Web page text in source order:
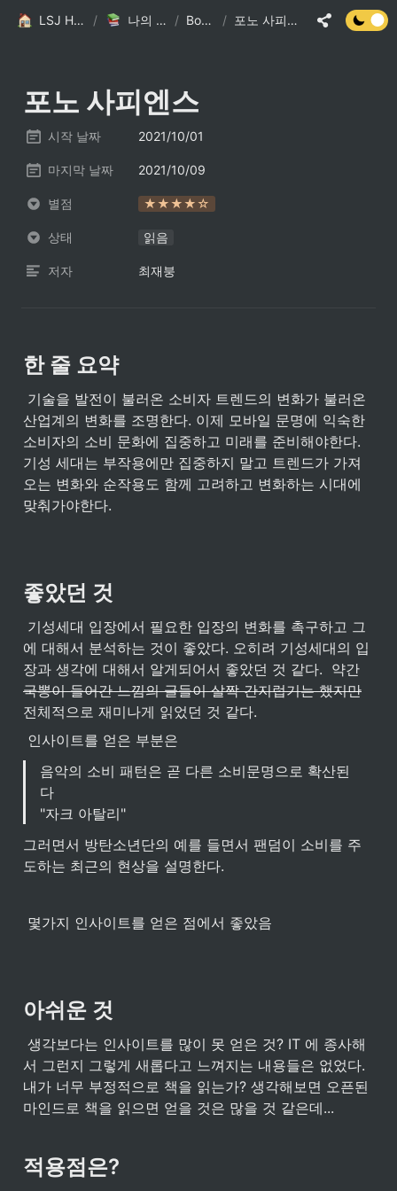
LSJ HOME / 나의 책장 / Books / 포노 사피엔스
포노 사피엔스
시작 날짜 2021/10/01
마지막 날짜 2021/10/09
별점 ★★★★☆
상태 읽음
저자 최재붕
한 줄 요약
산업계의 변화를 조명한다. 이제 모바일 문명에 익숙한
소비자의 소비 문화에 집중하고 미래를 준비해야한다.
기성 세대는 부작용에만 집중하지 말고 트렌드가 가져
오는 변화와 순작용도 함께 고려하고 변화하는 시대에
맞춰가야한다.
좋았던 것
에 대해서 분석하는 것이 좋았다. 오히려 기성세대의 입
국뽕이 들어간 느낌의 글들이 살짝 간지럽기는 했지만
전체적으로 재미나게 읽었던 것 같다.
인사이트를 얻은 부분은
음악의 소비 패턴은 곧 다른 소비문명으로 확산된
다
"자크 아탈리"
그러면서 방탄소년단의 예를 들면서 팬덤이 소비를 주
도하는 최근의 현상을 설명한다.
몇가지 인사이트를 얻은 점에서 좋았음
아쉬운 것
서 그런지 그렇게 새롭다고 느껴지는 내용들은 없었다.
내가 너무 부정적으로 책을 읽는가? 생각해보면 오픈된
마인드로 책을 읽으면 얻을 것은 많을 것 같은데...
적용점은?